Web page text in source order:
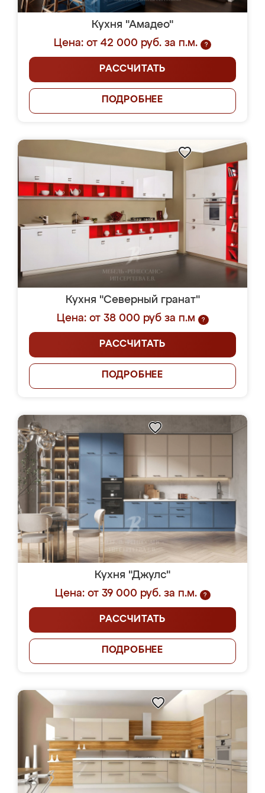
Кухня "Амадео"
Цена: от 42 000 руб. за п.м.
?
РАССЧИТАТЬ
ПОДРОБНЕЕ
Кухня "Северный гранат"
Цена: от 38 000 руб за п.м
?
РАССЧИТАТЬ
ПОДРОБНЕЕ
Кухня "Джулс"
Цена: от 39 000 руб. за п.м.
?
РАССЧИТАТЬ
ПОДРОБНЕЕ